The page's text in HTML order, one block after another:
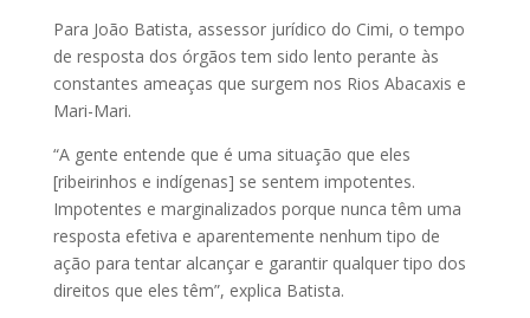
Para João Batista, assessor jurídico do Cimi, o tempo
de resposta dos órgãos tem sido lento perante às
constantes ameaças que surgem nos Rios Abacaxis e
Mari-Mari.
“A gente entende que é uma situação que eles
[ribeirinhos e indígenas] se sentem impotentes.
Impotentes e marginalizados porque nunca têm uma
resposta efetiva e aparentemente nenhum tipo de
ação para tentar alcançar e garantir qualquer tipo dos
direitos que eles têm”, explica Batista.